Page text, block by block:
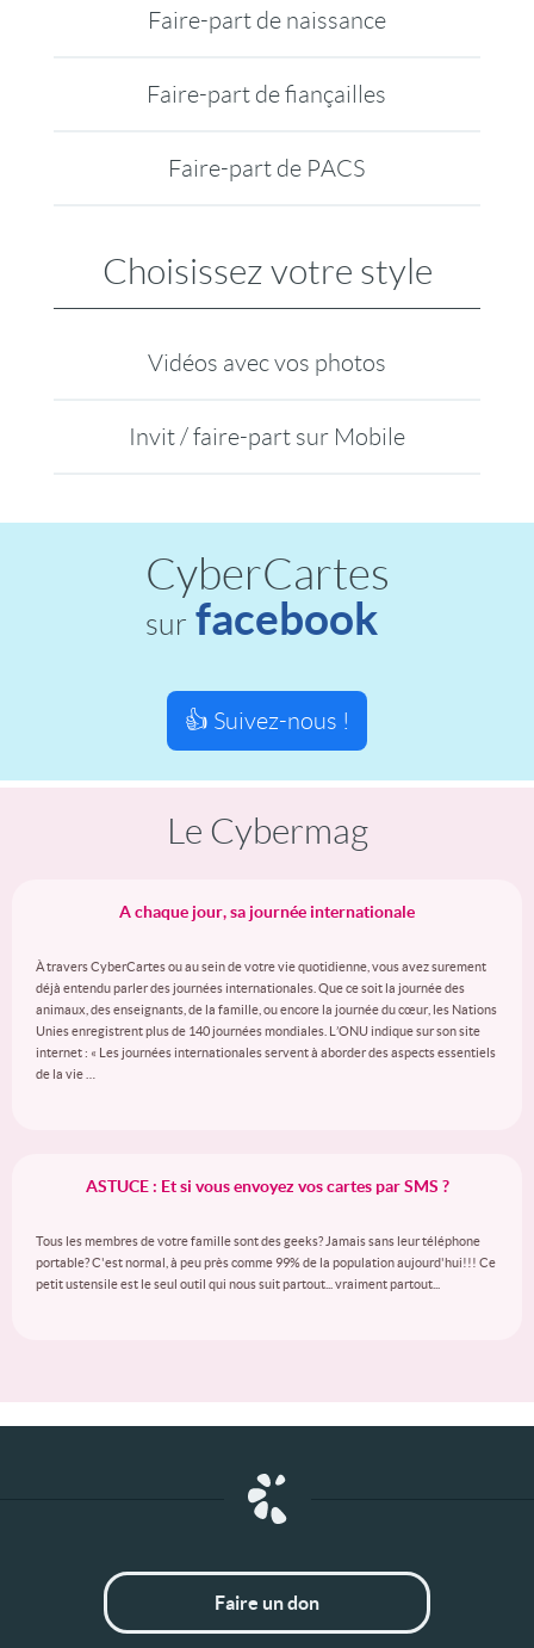
Faire-part de naissance
Faire-part de fiançailles
Faire-part de PACS
Choisissez votre style
Vidéos avec vos photos
Invit / faire-part sur Mobile
CyberCartes
sur facebook
👍 Suivez-nous !
Le Cybermag
A chaque jour, sa journée internationale
À travers CyberCartes ou au sein de votre vie quotidienne, vous avez surement
déjà entendu parler des journées internationales. Que ce soit la journée des
animaux, des enseignants, de la famille, ou encore la journée du cœur, les Nations
Unies enregistrent plus de 140 journées mondiales. L’ONU indique sur son site
internet : « Les journées internationales servent à aborder des aspects essentiels
de la vie …
ASTUCE : Et si vous envoyez vos cartes par SMS ?
Tous les membres de votre famille sont des geeks? Jamais sans leur téléphone
portable? C'est normal, à peu près comme 99% de la population aujourd'hui!!! Ce
petit ustensile est le seul outil qui nous suit partout... vraiment partout...
Faire un don